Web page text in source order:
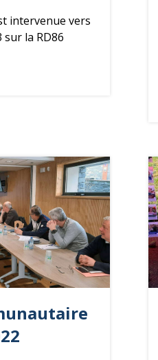
intervenue vers
sur la RD86